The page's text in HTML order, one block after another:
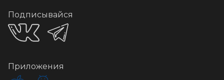
Подписывайся
Приложения